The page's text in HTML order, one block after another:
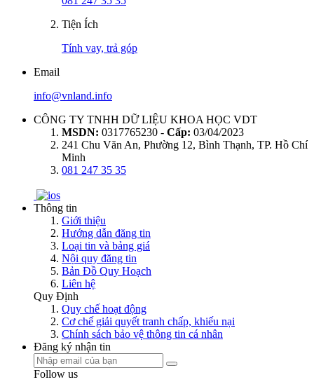
Tiện Ích
Tính vay, trả góp
Email
info@vnland.info
CÔNG TY TNHH DỮ LIỆU KHOA HỌC VDT
MSDN: 0317765230 - Cấp: 03/04/2023
241 Chu Văn An, Phường 12, Bình Thạnh, TP. Hồ Chí
Minh
081 247 35 35
Thông tin
Giới thiệu
Hướng dẫn đăng tin
Loại tin và bảng giá
Nội quy đăng tin
Bản Đồ Quy Hoạch
Liên hệ
Quy Định
Quy chế hoạt động
Cơ chế giải quyết tranh chấp, khiếu nại
Chính sách bảo vệ thông tin cá nhân
Đăng ký nhận tin
Follow us